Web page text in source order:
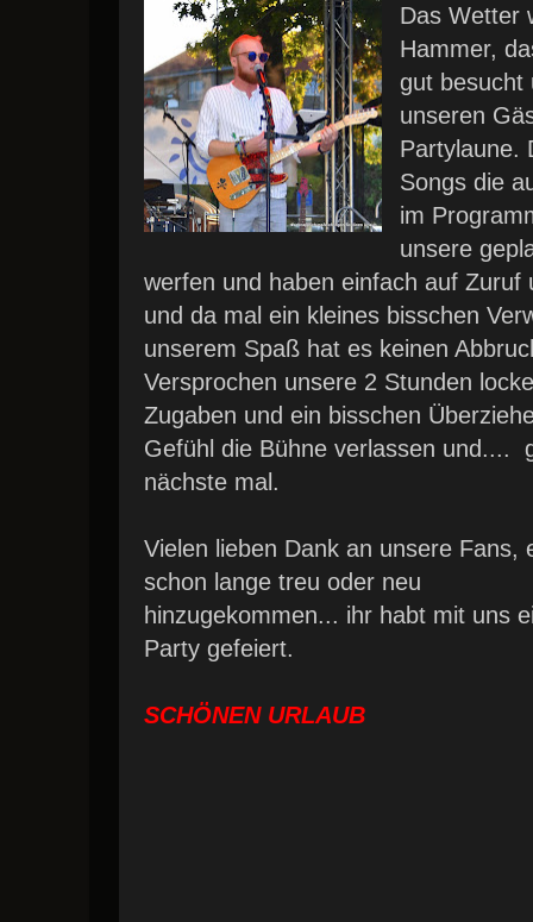
Das Wetter
Hammer,
gut besucht
unseren
Partylaune.
Songs die
im
unsere
werfen und haben einfach auf Zuruf
und da mal ein kleines bisschen
unserem Spaß hat es keinen
Versprochen unsere 2 Stunden
Zugaben und ein bisschen
Gefühl die Bühne verlassen und....
nächste mal.
Vielen lieben Dank an unsere Fans,
schon lange treu oder neu
hinzugekommen... ihr habt mit uns
Party gefeiert.
SCHÖNEN URLAUB